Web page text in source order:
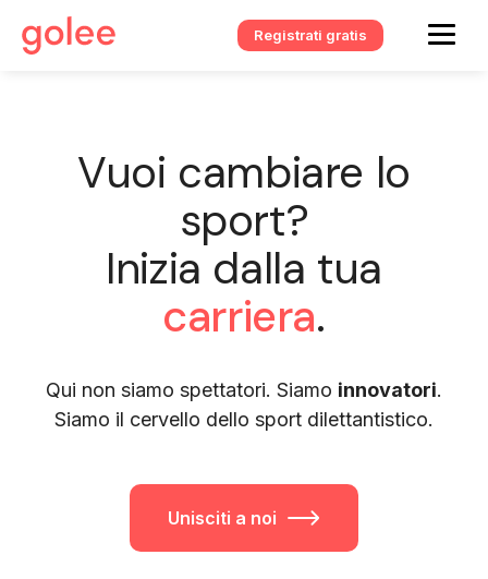
Registrati gratis
Vuoi cambiare lo
sport?
Inizia dalla tua
carriera.
Qui non siamo spettatori. Siamo innovatori.
Siamo il cervello dello sport dilettantistico.
Unisciti a noi